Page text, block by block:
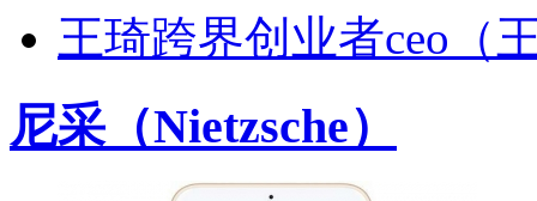
王琦跨界创业者ceo（
尼采（Nietzsche）